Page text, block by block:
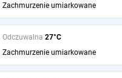
Zachmurzenie umiarkowane
Odczuwalna 27°C
Zachmurzenie umiarkowane